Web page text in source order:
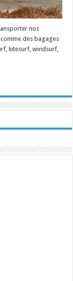
nos
des bagages
kitesurf, windsurf,